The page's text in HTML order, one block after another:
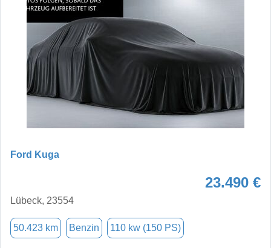
Ford Kuga
23.490 €
Lübeck, 23554
50.423 km Benzin 110 kw (150 PS)